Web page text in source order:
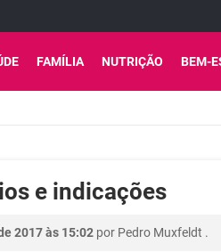
FAMÍLIA NUTRIÇÃO BEM-
e indicações
2017 às 15:02 por Pedro Muxfeldt .